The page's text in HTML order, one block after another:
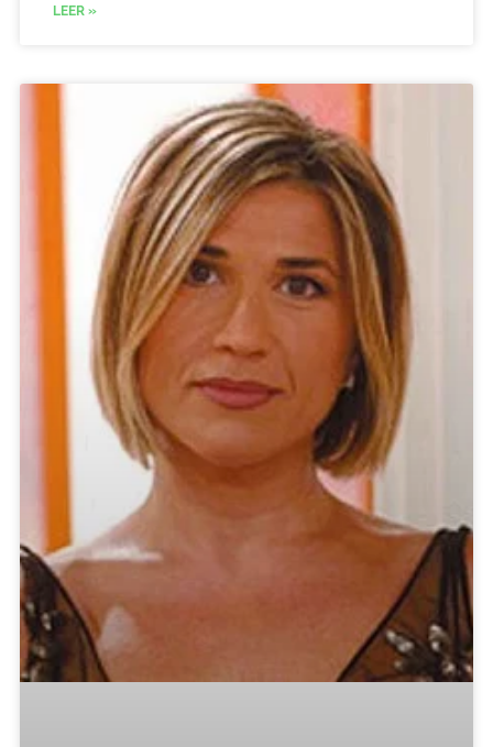
LEER »